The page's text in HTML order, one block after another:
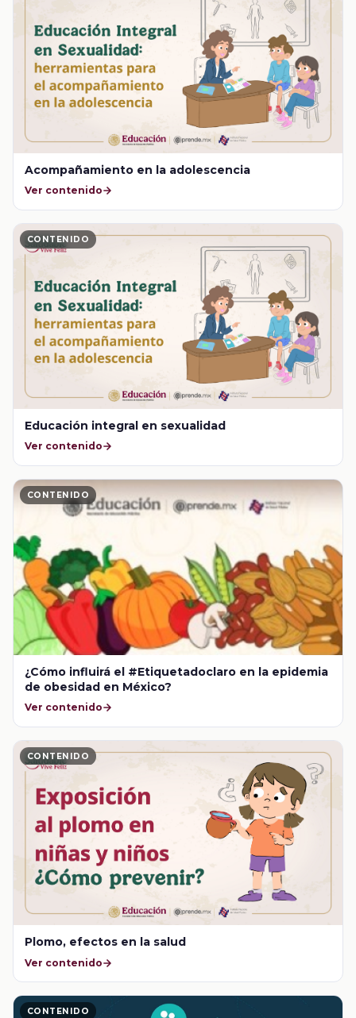
Acompañamiento en la adolescencia
Ver contenido
CONTENIDO
Educación integral en sexualidad
Ver contenido
CONTENIDO
¿Cómo influirá el #Etiquetadoclaro en la epidemia
de obesidad en México?
Ver contenido
CONTENIDO
Plomo, efectos en la salud
Ver contenido
CONTENIDO